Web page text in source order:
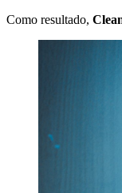
Como resultado,